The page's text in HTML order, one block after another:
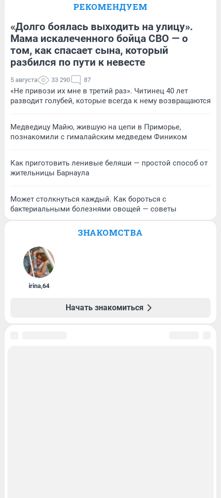
РЕКОМЕНДУЕМ
«Долго боялась выходить на улицу».
Мама искалеченного бойца СВО — о
том, как спасает сына, который
разбился по пути к невесте
5 августа 33 290 87
«Не привози их мне в третий раз». Читинец 40 лет
разводит голубей, которые всегда к нему возвращаются
Медведицу Майю, жившую на цепи в Приморье,
познакомили с гималайским медведем Фиником
Как приготовить ленивые беляши — простой способ от
жительницы Барнаула
Может столкнуться каждый. Как бороться с
бактериальными болезнями овощей — советы
ЗНАКОМСТВА
irina,64
Начать знакомиться